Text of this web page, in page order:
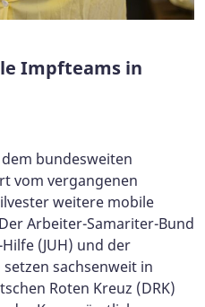
Impfteams in
dem bundesweiten
vom vergangenen
weitere mobile
Arbeiter-Samariter-Bund
(JUH) und der
sachsenweit in
Roten Kreuz (DRK)